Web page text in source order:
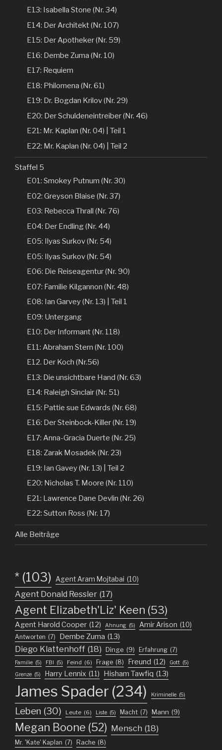
E13: Isabella Stone (Nr. 34)
E14: Der Architekt (Nr. 107)
E15: Der Apotheker (Nr. 59)
E16: Dembe Zuma (Nr. 10)
E17: Requiem
E18: Philomena (Nr. 61)
E19: Dr. Bogdan Krilov (Nr. 29)
E20: Der Schuldeneintreiber (Nr. 46)
E21: Mr. Kaplan (Nr. 04) | Teil 1
E22: Mr. Kaplan (Nr. 04) | Teil 2
Staffel 5
E01: Smokey Putnum (Nr. 30)
E02: Greyson Blaise (Nr. 37)
E03: Rebecca Thrall (Nr. 76)
E04: Der Endling (Nr. 44)
E05: Ilyas Surkov (Nr. 54)
E05: Ilyas Surkov (Nr. 54)
E06: Die Reiseagentur (Nr. 90)
E07: Familie Kilgannon (Nr. 48)
E08: Ian Garvey (Nr. 13) | Teil 1
E09: Untergang
E10: Der Informant (Nr. 118)
E11: Abraham Stern (Nr. 100)
E12. Der Koch (Nr.56)
E13: Die unsichtbare Hand (Nr. 63)
E14: Raleigh Sinclair (Nr. 51)
E15: Pattie sue Edwards (Nr. 68)
E16: Der Steinbock-Killer (Nr. 19)
E17: Anna-Gracia Duerte (Nr. 25)
E18: Zarak Mosadek (Nr. 23)
E19: Ian Gavey (Nr. 13) | Teil 2
E20: Nicholas T. Moore (Nr. 110)
E21: Lawrence Dane Devlin (Nr. 26)
E22: Sutton Ross (Nr. 17)
Alle Beiträge
* (103) Agent Aram Mojtabai (10)
Agent Donald Ressler (17)
Agent Elizabeth'Liz' Keen (53)
Agent Harold Cooper (12) Ahnung (5) Amir Arison (10)
Antworten (7) Dembe Zuma (13)
Diego Klattenhoff (18) Dinge (9) Erfahrung (7)
Familie (5) FBI (5) Feind (6) Frage (8) Freund (12) Gott (5)
Grenze (5) Harry Lennix (11) Hisham Tawfiq (13)
James Spader (234) Kriminelle (5)
Leben (30) Leute (6) Liste (5) Macht (7) Mann (9)
Megan Boone (52) Mensch (18)
Mr. 'Kate' Kaplan (7) Rache (8)